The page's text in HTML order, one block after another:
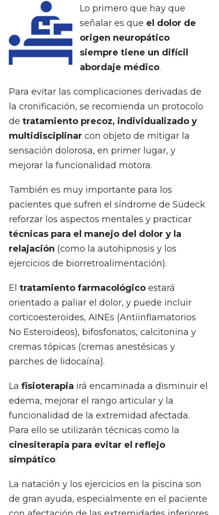
Lo primero que hay que
señalar es que el dolor de
origen neuropático
siempre tiene un difícil
abordaje médico.
Para evitar las complicaciones derivadas de
la cronificación, se recomienda un protocolo
de tratamiento precoz, individualizado y
multidisciplinar con objeto de mitigar la
sensación dolorosa, en primer lugar, y
mejorar la funcionalidad motora.
También es muy importante para los
pacientes que sufren el síndrome de Südeck
reforzar los aspectos mentales y practicar
técnicas para el manejo del dolor y la
relajación (como la autohipnosis y los
ejercicios de biorretroalimentación).
El tratamiento farmacológicoestará
orientado a paliar el dolor, y puede incluir
corticoesteroides, AINEs (Antiinflamatorios
No Esteroideos), bifosfonatos, calcitonina y
cremas tópicas (cremas anestésicas y
parches de lidocaína).
La fisioterapia irá encaminada a disminuir el
edema, mejorar el rango articular y la
funcionalidad de la extremidad afectada.
Para ello se utilizarán técnicas como la
cinesiterapia para evitar el reflejo
simpático.
La natación y los ejercicios en la piscina son
de gran ayuda, especialmente en el paciente